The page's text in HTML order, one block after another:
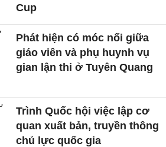
Cup
Phát hiện có móc nối giữa
giáo viên và phụ huynh vụ
gian lận thi ở Tuyên Quang
Trình Quốc hội việc lập cơ
quan xuất bản, truyền thông
chủ lực quốc gia